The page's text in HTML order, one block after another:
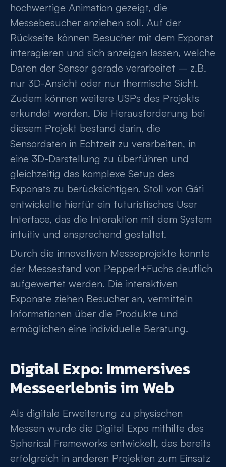
hochwertige Animation gezeigt, die
Messebesucher anziehen soll. Auf der
Rückseite können Besucher mit dem Exponat
interagieren und sich anzeigen lassen, welche
Daten der Sensor gerade verarbeitet – z.B.
nur 3D-Ansicht oder nur thermische Sicht.
Zudem können weitere USPs des Projekts
erkundet werden. Die Herausforderung bei
diesem Projekt bestand darin, die
Sensordaten in Echtzeit zu verarbeiten, in
eine 3D-Darstellung zu überführen und
gleichzeitig das komplexe Setup des
Exponats zu berücksichtigen. Stoll von Gáti
entwickelte hierfür ein futuristisches User
Interface, das die Interaktion mit dem System
intuitiv und ansprechend gestaltet.
Durch die innovativen Messeprojekte konnte
der Messestand von Pepperl+Fuchs deutlich
aufgewertet werden. Die interaktiven
Exponate ziehen Besucher an, vermitteln
Informationen über die Produkte und
ermöglichen eine individuelle Beratung.
Digital Expo: Immersives
Messeerlebnis im Web
Als digitale Erweiterung zu physischen
Messen wurde die Digital Expo mithilfe des
Spherical Frameworks entwickelt, das bereits
erfolgreich in anderen Projekten zum Einsatz